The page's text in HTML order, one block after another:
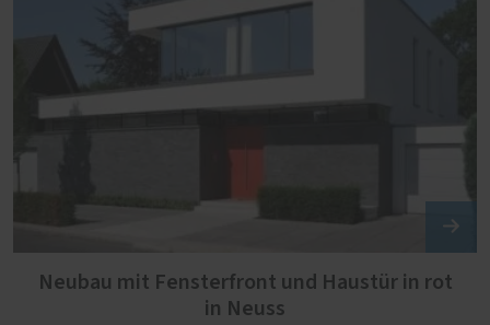
Neubau mit Fensterfront und Haustür in rot
in Neuss